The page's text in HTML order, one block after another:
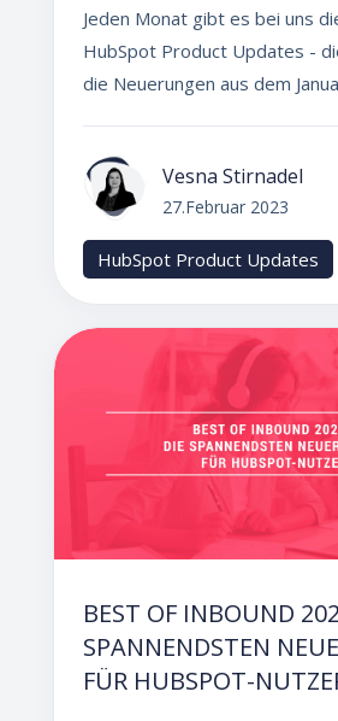
Jeden Monat gibt es bei uns
HubSpot Product Updates -
die Neuerungen aus dem
Vesna Stirnadel
27.Februar 2023
HubSpot Product Updates
BEST OF INBOUND
SPANNENDSTEN
FÜR HUBSPOT-